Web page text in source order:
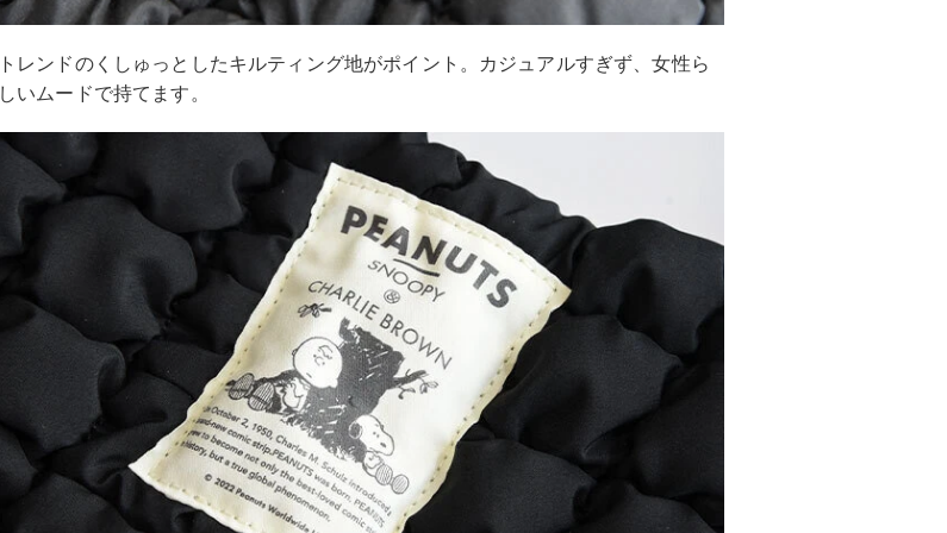
トレンドのくしゅっとしたキルティング地がポイント。カジュアルすぎず、女性ら
しいムードで持てます。